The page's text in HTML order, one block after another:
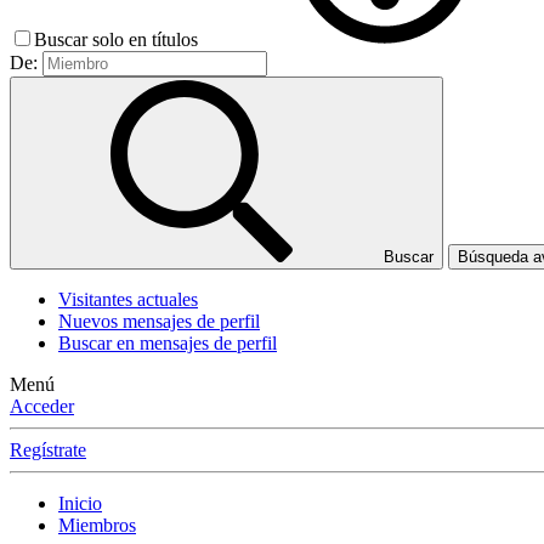
Buscar solo en títulos
De:
Buscar Búsqueda
Visitantes actuales
Nuevos mensajes de perfil
Buscar en mensajes de perfil
Menú
Acceder
Regístrate
Inicio
Miembros